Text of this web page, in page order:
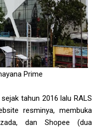
Prime
sejak tahun 2016 lalu RALS
resminya, membuka
dan Shopee (dua